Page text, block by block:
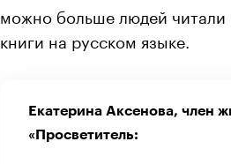
можно больше людей читали
книги на русском языке.
Екатерина Аксенова, член
«Просветитель: